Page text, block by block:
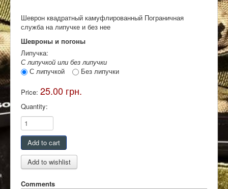
Кабинет
Контакты
Шеврон квадратный камуфлированный Пограничная
служба на липучке и без нее
Шевроны и погоны
Липучка:
С липучкой или без липучки
С липучкой
Без липучки
Price: 25.00 грн.
Quantity:
Comments